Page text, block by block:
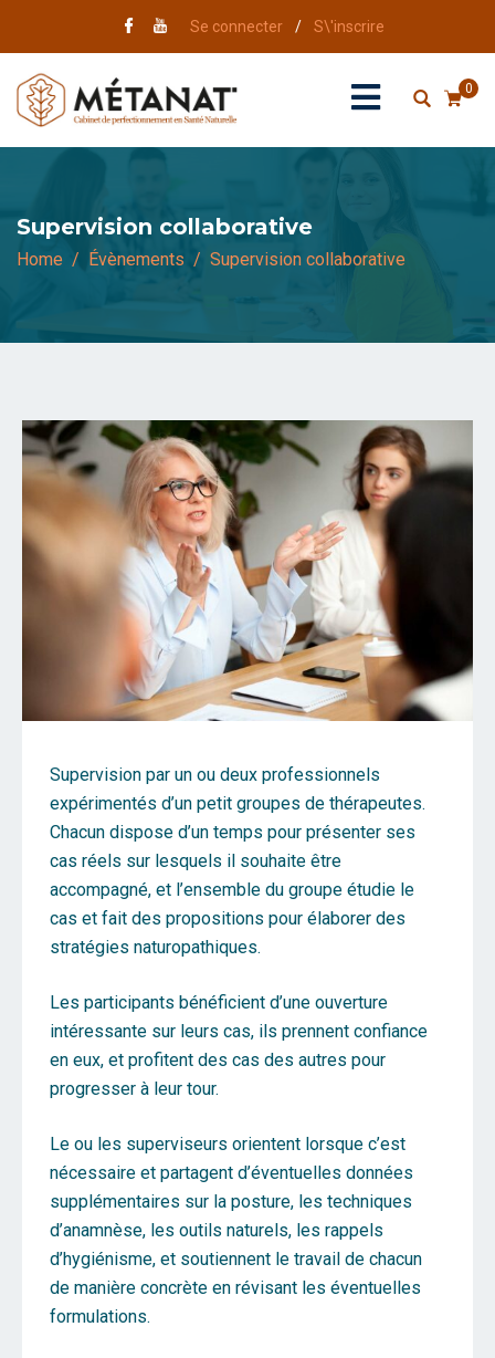
Se connecter / S\'inscrire
0
Supervision collaborative
Home Évènements Supervision collaborative
Supervision par un ou deux professionnels
expérimentés d’un petit groupes de thérapeutes.
Chacun dispose d’un temps pour présenter ses
cas réels sur lesquels il souhaite être
accompagné, et l’ensemble du groupe étudie le
cas et fait des propositions pour élaborer des
stratégies naturopathiques.
Les participants bénéficient d’une ouverture
intéressante sur leurs cas, ils prennent confiance
en eux, et profitent des cas des autres pour
progresser à leur tour.
Le ou les superviseurs orientent lorsque c’est
nécessaire et partagent d’éventuelles données
supplémentaires sur la posture, les techniques
d’anamnèse, les outils naturels, les rappels
d’hygiénisme, et soutiennent le travail de chacun
de manière concrète en révisant les éventuelles
formulations.